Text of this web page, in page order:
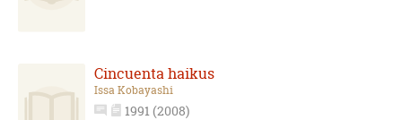
Cincuenta haikus
Issa Kobayashi
1991 (2008)